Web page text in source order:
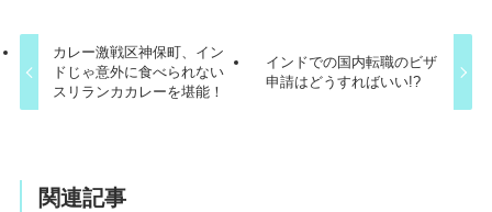
カレー激戦区神保町、イン
ドじゃ意外に食べられない
スリランカカレーを堪能！
インドでの国内転職のビザ
申請はどうすればいい!?
関連記事